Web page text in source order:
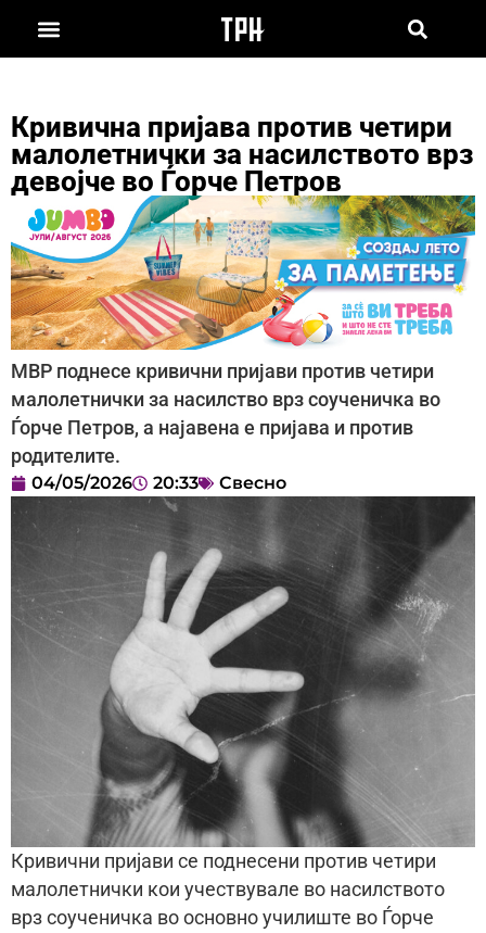
Кривична пријава против четири
малолетнички за насилството врз
девојче во Ѓорче Петров
МВР поднесе кривични пријави против четири
малолетнички за насилство врз соученичка во
Ѓорче Петров, а најавена е пријава и против
родителите.
04/05/2026 20:33 Свесно
Кривични пријави се поднесени против четири
малолетнички кои учествувале во насилството
врз соученичка во основно училиште во Ѓорче